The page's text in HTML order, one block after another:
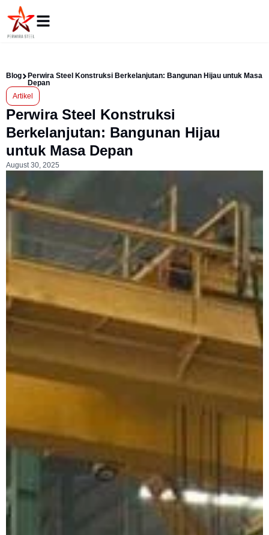
Blog
Perwira Steel Konstruksi Berkelanjutan: Bangunan Hijau untuk Masa
Depan
Artikel
Perwira Steel Konstruksi
Berkelanjutan: Bangunan Hijau
untuk Masa Depan
August 30, 2025